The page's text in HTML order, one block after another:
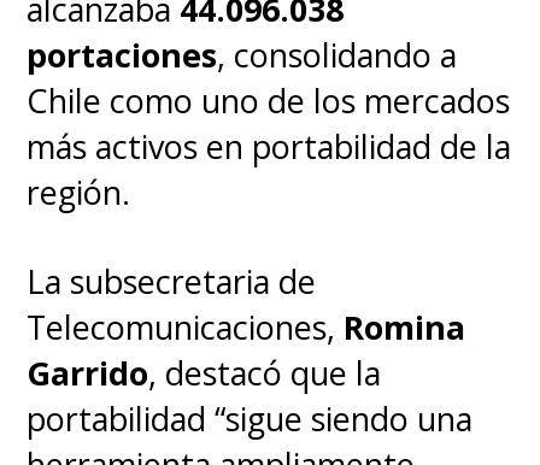
portaciones, consolidando a
Chile como uno de los mercados
más activos en portabilidad de la
región.
La subsecretaria de
Telecomunicaciones, Romina
Garrido, destacó que la
portabilidad “sigue siendo una